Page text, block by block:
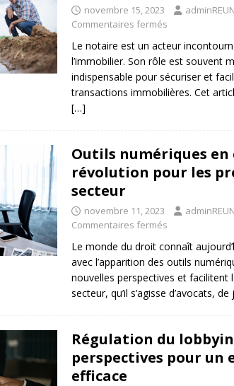
novembre 15, 2023
Commentaires fermés
Le notaire est un acteur
l’immobilier. Son rôle est souvent
indispensable pour sécuriser et
transactions immobilières. Cet
[…]
Outils numériques
révolution pour les
secteur
novembre 11, 2023
Commentaires fermés
Le monde du droit connaît
avec l’apparition des outils
nouvelles perspectives et facilitent
secteur, qu’il s’agisse d’avocats,
Régulation du
perspectives pour un
efficace